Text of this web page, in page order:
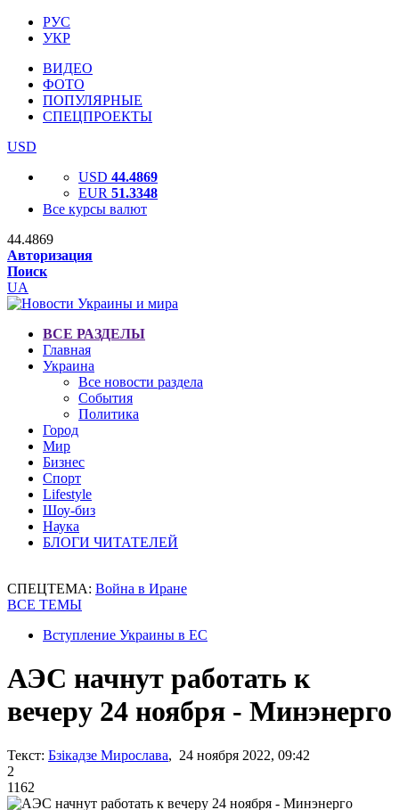
РУС
УКР
ВИДЕО
ФОТО
ПОПУЛЯРНЫЕ
СПЕЦПРОЕКТЫ
USD
USD 44.4869
EUR 51.3348
Все курсы валют
44.4869
Авторизация
Поиск
UA
ВСЕ РАЗДЕЛЫ
Главная
Украина
Все новости раздела
События
Политика
Город
Мир
Бизнес
Спорт
Lifestyle
Шоу-биз
Наука
БЛОГИ ЧИТАТЕЛЕЙ
СПЕЦТЕМА: Война в Иране
ВСЕ ТЕМЫ
Вступление Украины в ЕС
АЭС начнут работать к
вечеру 24 ноября - Минэнерго
Текст: Бзікадзе Мирослава, 24 ноября 2022, 09:42
2
1162